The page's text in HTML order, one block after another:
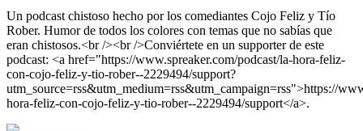
Un podcast chistoso hecho por los comediantes Cojo Feliz y Tío
Rober. Humor de todos los colores con temas que no sabías que
eran chistosos.<br /><br />Conviértete en un supporter de este
podcast: <a href="https://www.spreaker.com/podcast/la-hora-feliz-
con-cojo-feliz-y-tio-rober--2229494/support?
utm_source=rss&utm_medium=rss&utm_campaign=rss">https://
hora-feliz-con-cojo-feliz-y-tio-rober--2229494/support</a>.